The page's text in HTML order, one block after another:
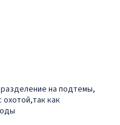
на подтемы,
как